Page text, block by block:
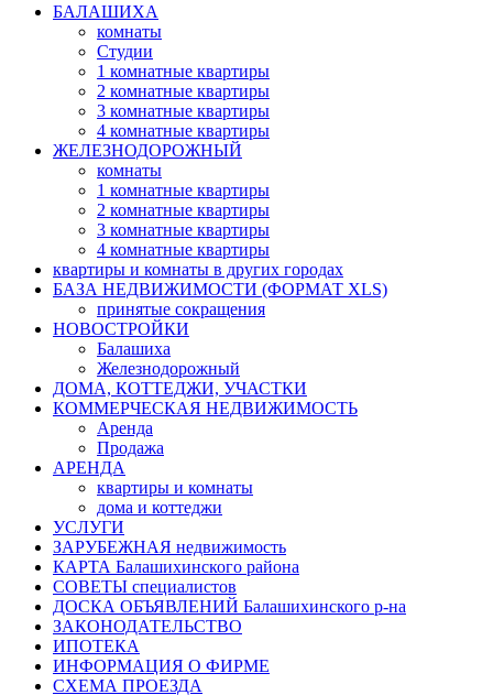
БАЛАШИХА
комнаты
Студии
1 комнатные квартиры
2 комнатные квартиры
3 комнатные квартиры
4 комнатные квартиры
ЖЕЛЕЗНОДОРОЖНЫЙ
комнаты
1 комнатные квартиры
2 комнатные квартиры
3 комнатные квартиры
4 комнатные квартиры
квартиры и комнаты в других городах
БАЗА НЕДВИЖИМОСТИ (ФОРМАТ XLS)
принятые сокращения
НОВОСТРОЙКИ
Балашиха
Железнодорожный
ДОМА, КОТТЕДЖИ, УЧАСТКИ
КОММЕРЧЕСКАЯ НЕДВИЖИМОСТЬ
Аренда
Продажа
АРЕНДА
квартиры и комнаты
дома и коттеджи
УСЛУГИ
ЗАРУБЕЖНАЯ недвижимость
КАРТА Балашихинского района
СОВЕТЫ специалистов
ДОСКА ОБЪЯВЛЕНИЙ Балашихинского р-на
ЗАКОНОДАТЕЛЬСТВО
ИПОТЕКА
ИНФОРМАЦИЯ О ФИРМЕ
СХЕМА ПРОЕЗДА